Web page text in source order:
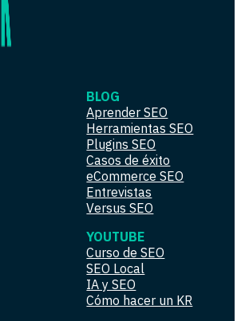
BLOG
Aprender SEO
Herramientas SEO
Plugins SEO
Casos de éxito
eCommerce SEO
Entrevistas
Versus SEO
YOUTUBE
Curso de SEO
SEO Local
IA y SEO
Cómo hacer un KR